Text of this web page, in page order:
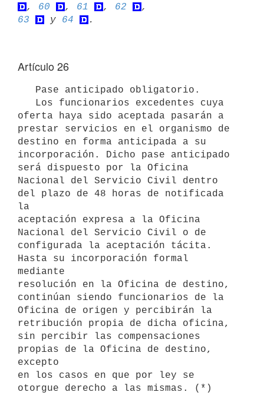
, 60 , 61 , 62
63
y 64
Artículo 26
oferta haya sido aceptada pasarán a
prestar servicios en el organismo de
destino en forma anticipada a su
incorporación. Dicho pase anticipado
será dispuesto por la Oficina
Nacional del Servicio Civil dentro
del plazo de 48 horas de notificada
la
aceptación expresa a la Oficina
Nacional del Servicio Civil o de
configurada la aceptación tácita.
Hasta su incorporación formal
mediante
resolución en la Oficina de destino,
continúan siendo funcionarios de la
Oficina de origen y percibirán la
retribución propia de dicha oficina,
sin percibir las compensaciones
propias de la Oficina de destino,
excepto
en los casos en que por ley se